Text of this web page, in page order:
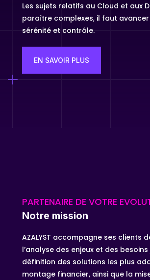
Les sujets relatifs au Cloud et aux
paraître complexes, il faut
sérénité et contrôle.
EN SAVOIR PLUS
PARTENAIRE DE VOTRE
Notre mission
AZALYST accompagne ses clients
l’analyse des enjeux et des besoins
définition des solutions les plus
montage financier, ainsi que la